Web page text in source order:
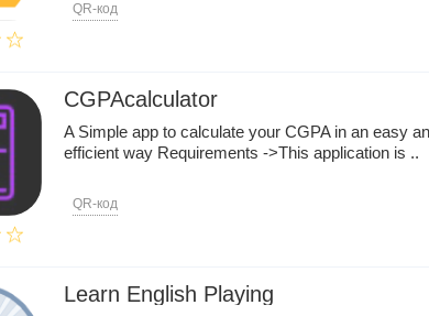
QR-код
CGPAcalculator
A Simple app to calculate your CGPA in an easy
efficient way Requirements ->This application is ..
QR-код
Learn English Playing